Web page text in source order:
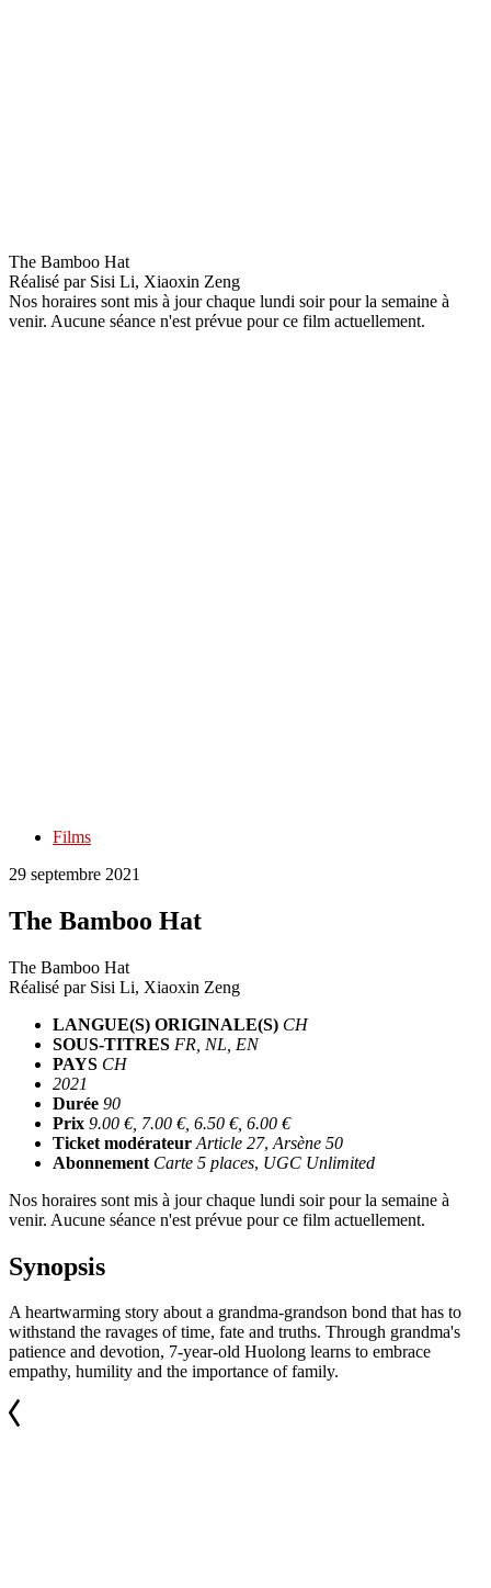
The Bamboo Hat
Réalisé parSisi Li, Xiaoxin Zeng
Nos horaires sont mis à jour chaque lundi soir pour la semaine à
venir. Aucune séance n'est prévue pour ce film actuellement.
Films
29 septembre 2021
The Bamboo Hat
The Bamboo Hat
Réalisé parSisi Li, Xiaoxin Zeng
LANGUE(S) ORIGINALE(S) CH
SOUS-TITRES FR, NL, EN
PAYS CH
2021
Durée 90
Prix 9.00 €, 7.00 €, 6.50 €, 6.00 €
Ticket modérateur Article 27, Arsène 50
Abonnement Carte 5 places, UGC Unlimited
Nos horaires sont mis à jour chaque lundi soir pour la semaine à
venir. Aucune séance n'est prévue pour ce film actuellement.
Synopsis
A heartwarming story about a grandma-grandson bond that has to
withstand the ravages of time, fate and truths. Through grandma's
patience and devotion, 7-year-old Huolong learns to embrace
empathy, humility and the importance of family.